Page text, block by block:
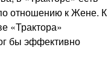
отношению к Жене. К
«Трактора»
бы эффективно